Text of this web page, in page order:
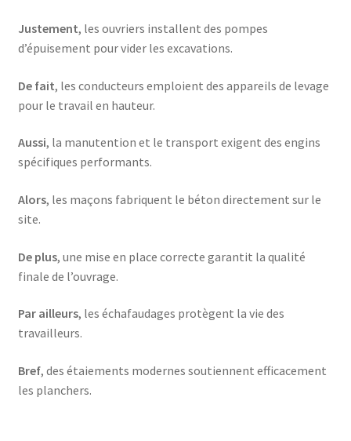
Justement, les ouvriers installent des pompes
d’épuisement pour vider les excavations.
De fait, les conducteurs emploient des appareils de levage
pour le travail en hauteur.
Aussi, la manutention et le transport exigent des engins
spécifiques performants.
Alors, les maçons fabriquent le béton directement sur le
site.
De plus, une mise en place correcte garantit la qualité
finale de l’ouvrage.
Par ailleurs, les échafaudages protègent la vie des
travailleurs.
Bref, des étaiements modernes soutiennent efficacement
les planchers.